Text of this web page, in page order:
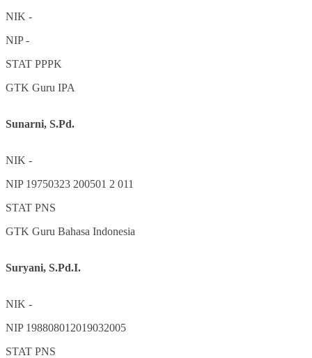
NIK -
NIP-
STAT PPPK
GTK Guru IPA
Sunarni, S.Pd.
NIK -
NIP 19750323 200501 2 011
STAT PNS
GTK Guru Bahasa Indonesia
Suryani, S.Pd.I.
NIK -
NIP 198808012019032005
STAT PNS